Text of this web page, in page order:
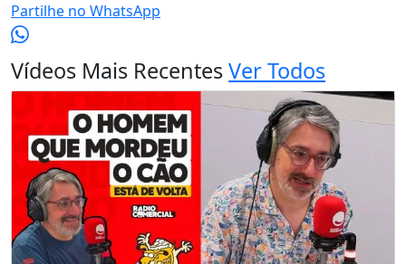
Partilhe no WhatsApp
Vídeos Mais RecentesVer Todos